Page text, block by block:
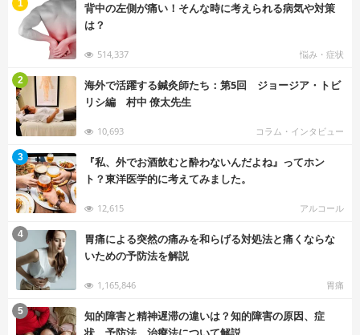
背中の左側が痛い！そんな時に考えられる病気や対策
は？
514,337 悩み・症状
1
海外で活躍する鍼灸師たち：第5回 ジョージア・トビ
リシ編 村中 僚太先生
10,693 コラム・インタビュー
2
『私、外でお酒飲むと酔わないんだよね』ってホン
ト？東洋医学的に考えてみました。
12,615 アルコール
3
胃痛による突然の痛みを和らげる対処法と痛くならな
いための予防法を解説
1,165,846 胃痛
4
知的障害と精神遅滞の違いは？知的障害の原因、症
5